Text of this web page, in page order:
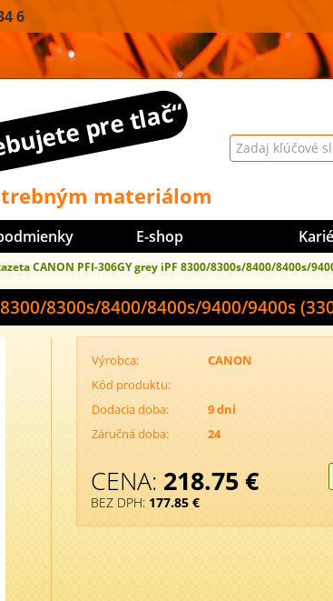
6
pre tlač“
materiálom
E-shop
CANON PFI-306GY grey iPF 8300/8300s/8400/8400s/
8300s/8400/8400s/9400/9400s
Výrobca:
CANON
Kód produktu:
Dodacia doba:
9 dni
Záručná doba:
24
CENA: 218.75€
BEZ DPH: 177.85 €